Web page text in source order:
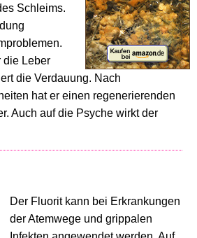
Schleims.
die Leber
die Verdauung. Nach
hat er einen regenerierenden
Auch auf die Psyche wirkt der
Der Fluorit kann bei Erkrankungen
der Atemwege und grippalen